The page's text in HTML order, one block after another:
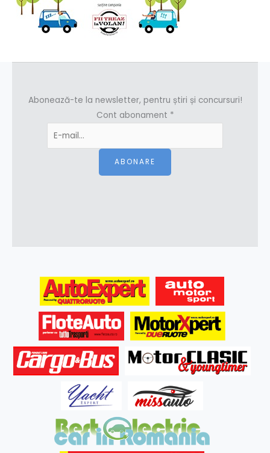
Abonează-te la newsletter, pentru știri și concursuri!
Cont abonament *
ABONARE